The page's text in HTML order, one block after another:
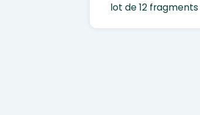
lot de 12 fragments